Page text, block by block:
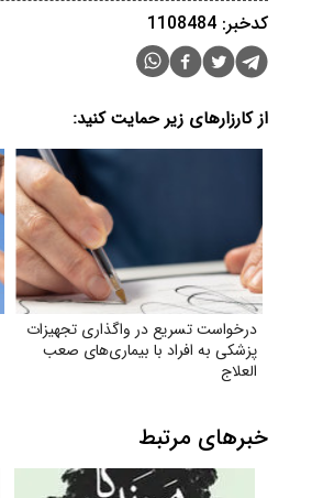
کدخبر: 1108484
از کارزارهای زیر حمایت کنید:
درخواست تسریع در واگذاری تجهیزات
پزشکی به افراد با بیماری‌های صعب
العلاج
خبرهای مرتبط